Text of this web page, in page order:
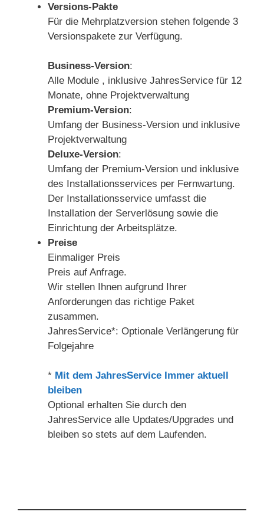
Versions-Pakte
Für die Mehrplatzversion stehen folgende 3
Versionspakete zur Verfügung.
Business-Version:
Alle Module , inklusive JahresService für 12
Monate, ohne Projektverwaltung
Premium-Version:
Umfang der Business-Version und inklusive
Projektverwaltung
Deluxe-Version:
Umfang der Premium-Version und inklusive
des Installationsservices per Fernwartung.
Der Installationsservice umfasst die
Installation der Serverlösung sowie die
Einrichtung der Arbeitsplätze.
Preise
Einmaliger Preis
Preis auf Anfrage.
Wir stellen Ihnen aufgrund Ihrer
Anforderungen das richtige Paket
zusammen.
JahresService*: Optionale Verlängerung für
Folgejahre
* Mit dem JahresService Immer aktuell
bleiben
Optional erhalten Sie durch den
JahresService alle Updates/Upgrades und
bleiben so stets auf dem Laufenden.